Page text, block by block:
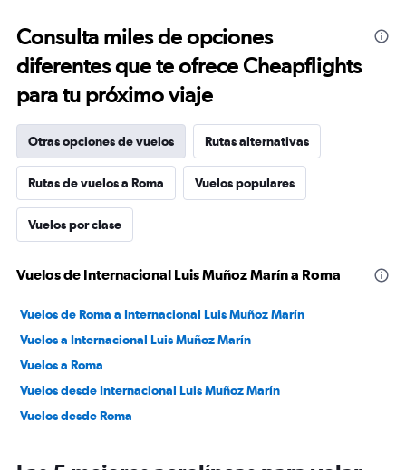
Consulta miles de opciones
diferentes que te ofrece Cheapflights
para tu próximo viaje
Otras opciones de vuelos Rutas alternativas
Rutas de vuelos a Roma Vuelos populares
Vuelos por clase
Vuelos de Internacional Luis Muñoz Marín a Roma
Vuelos de Roma a Internacional Luis Muñoz Marín
Vuelos a Internacional Luis Muñoz Marín
Vuelos a Roma
Vuelos desde Internacional Luis Muñoz Marín
Vuelos desde Roma